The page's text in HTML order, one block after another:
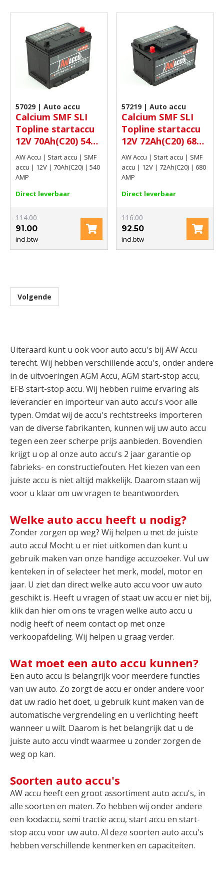
57029 | Auto accu
Calcium SMF SLI
Topline startaccu
12V 70Ah(C20) 540
AMP
AW Accu | Start accu | SMF
accu | 12V | 70Ah(C20) | 540
AMP
Direct leverbaar
114.00
91.00
incl.btw
57219 | Auto accu
Calcium SMF SLI
Topline startaccu
12V 72Ah(C20) 680
AMP
AW Accu | Start accu | SMF
accu | 12V | 72Ah(C20) | 680
AMP
Direct leverbaar
116.00
92.50
incl.btw
Volgende
Uiteraard kunt u ook voor auto accu's bij AW Accu
terecht. Wij hebben verschillende accu's, onder andere
in de uitvoeringen AGM Accu, AGM start-stop accu,
EFB start-stop accu. Wij hebben ruime ervaring als
leverancier en importeur van auto accu's voor alle
typen. Omdat wij de accu's rechtstreeks importeren
van de diverse fabrikanten, kunnen wij uw auto accu
tegen een zeer scherpe prijs aanbieden. Bovendien
krijgt u op al onze auto accu's 2 jaar garantie op
fabrieks- en constructiefouten. Het kiezen van een
juiste accu is niet altijd makkelijk. Daarom staan wij
voor u klaar om uw vragen te beantwoorden.
Welke auto accu heeft u nodig?
Zonder zorgen op weg? Wij helpen u met de juiste
auto accu! Mocht u er niet uitkomen dan kunt u
gebruik maken van onze handige accuzoeker. Vul uw
kenteken in of selecteer het merk, model, motor en
jaar. U ziet dan direct welke auto accu voor uw auto
geschikt is. Heeft u vragen of staat uw accu er niet bij,
klik dan hier om ons te vragen welke auto accu u
nodig heeft of neem contact op met onze
verkoopafdeling. Wij helpen u graag verder.
Wat moet een auto accu kunnen?
Een auto accu is belangrijk voor meerdere functies
van uw auto. Zo zorgt de accu er onder andere voor
dat uw radio het doet, u gebruik kunt maken van de
automatische vergrendeling en u verlichting heeft
wanneer u wilt. Daarom is het belangrijk dat u de
juiste auto accu vindt waarmee u zonder zorgen de
weg op kan.
Soorten auto accu's
AW accu heeft een groot assortiment auto accu's, in
alle soorten en maten. Zo hebben wij onder andere
een loodaccu, semi tractie accu, start accu en start-
stop accu voor uw auto. Al deze soorten auto accu's
hebben verschillende kenmerken en capaciteiten.